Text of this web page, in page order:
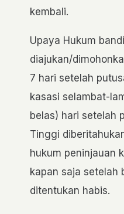
kembali.
Upaya Hukum
diajukan/
7 hari setelah
kasasi selambat-
belas) hari setelah
Tinggi
hukum peninjauan
kapan saja setelah
ditentukan habis.